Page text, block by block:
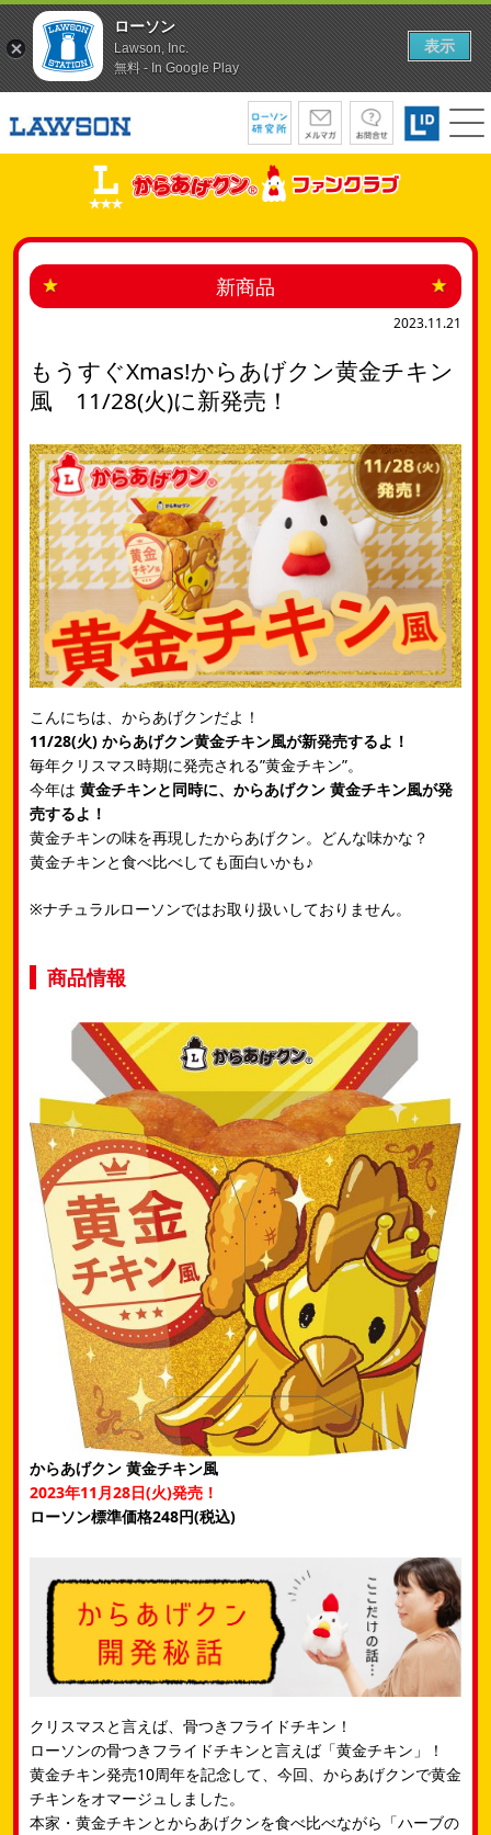
新商品
2023.11.21
もうすぐXmas!からあげクン黄金チキン
風 11/28(火)に新発売！
こんにちは、からあげクンだよ！
11/28(火) からあげクン黄金チキン風が新発売するよ！
毎年クリスマス時期に発売される”黄金チキン”。
今年は 黄金チキンと同時に、からあげクン 黄金チキン風が発
売するよ！
黄金チキンの味を再現したからあげクン。どんな味かな？
黄金チキンと食べ比べしても面白いかも♪
※ナチュラルローソンではお取り扱いしておりません。
商品情報
からあげクン 黄金チキン風
2023年11月28日(火)発売！
ローソン標準価格248円(税込)
クリスマスと言えば、骨つきフライドチキン！​
ローソンの骨つきフライドチキンと言えば「黄金チキン」！​
黄金チキン発売10周年を記念して、今回、からあげクンで黄金
チキンをオマージュしました。​
本家・黄金チキンとからあげクンを食べ比べながら「ハーブの
ローソン
Lawson, Inc.
無料 - In Google Play
表示